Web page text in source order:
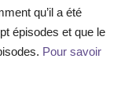
qu’il a été
épisodes et que le
Pour savoir